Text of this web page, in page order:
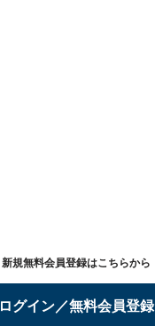
新規無料会員登録はこちらから
ログイン／無料会員登録